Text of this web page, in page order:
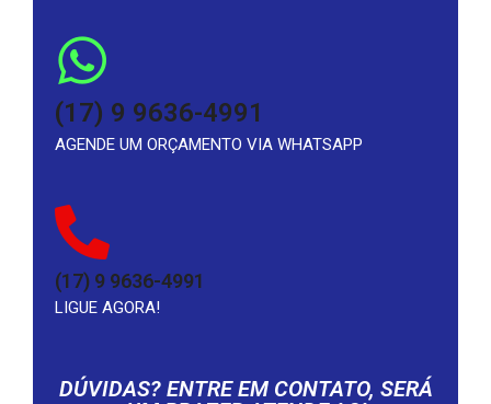
(17) 9 9636-4991
AGENDE UM ORÇAMENTO VIA WHATSAPP
(17) 9 9636-4991
LIGUE AGORA!
DÚVIDAS? ENTRE EM CONTATO, SERÁ